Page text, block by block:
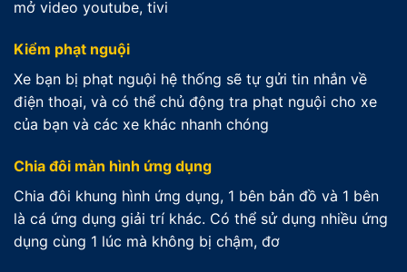
mở video youtube, tivi
Kiểm phạt nguội
Xe bạn bị phạt nguội hệ thống sẽ tự gửi tin nhắn về
điện thoại, và có thể chủ động tra phạt nguội cho xe
của bạn và các xe khác nhanh chóng
Chia đôi màn hình ứng dụng
Chia đôi khung hình ứng dụng, 1 bên bản đồ và 1 bên
là cá ứng dụng giải trí khác. Có thể sử dụng nhiều ứng
dụng cùng 1 lúc mà không bị chậm, đơ